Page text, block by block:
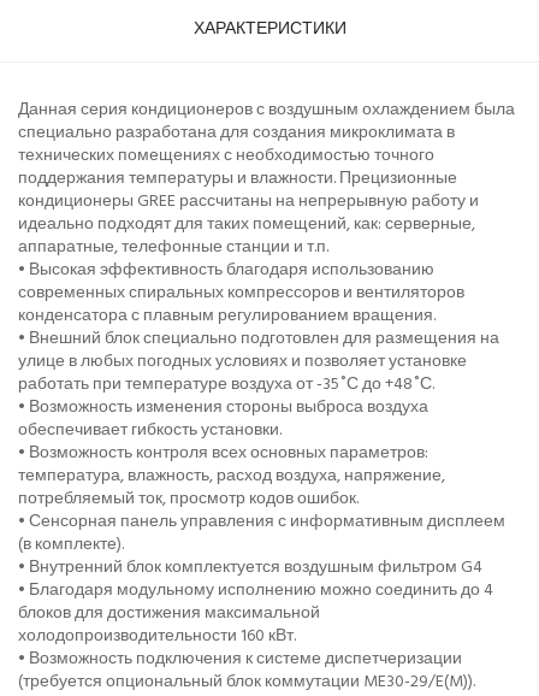
ХАРАКТЕРИСТИКИ
Данная серия кондиционеров с воздушным охлаждением была
специально разработана для создания микроклимата в
технических помещениях с необходимостью точного
поддержания температуры и влажности. Прецизионные
кондиционеры GREE рассчитаны на непрерывную работу и
идеально подходят для таких помещений, как: серверные,
аппаратные, телефонные станции и т.п.
• Высокая эффективность благодаря использованию
современных спиральных компрессоров и вентиляторов
конденсатора с плавным регулированием вращения.
• Внешний блок специально подготовлен для размещения на
улице в любых погодных условиях и позволяет установке
работать при температуре воздуха от -35˚С до +48˚С.
• Возможность изменения стороны выброса воздуха
обеспечивает гибкость установки.
• Возможность контроля всех основных параметров:
температура, влажность, расход воздуха, напряжение,
потребляемый ток, просмотр кодов ошибок.
• Сенсорная панель управления с информативным дисплеем
(в комплекте).
• Внутренний блок комплектуется воздушным фильтром G4
• Благодаря модульному исполнению можно соединить до 4
блоков для достижения максимальной
холодопроизводительности 160 кВт.
• Возможность подключения к системе диспетчеризации
(требуется опциональный блок коммутации ME30-29/E(M)).